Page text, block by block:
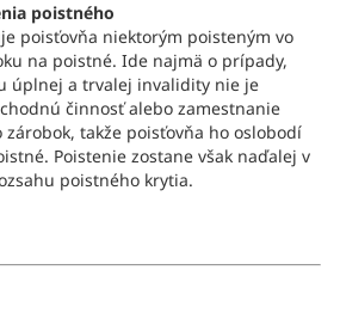
poistného
poisťovňa niektorým poisteným vo
na poistné. Ide najmä o prípady,
úplnej a trvalej invalidity nie je
činnosť alebo zamestnanie
takže poisťovňa ho oslobodí
Poistenie zostane však naďalej v
poistného krytia.